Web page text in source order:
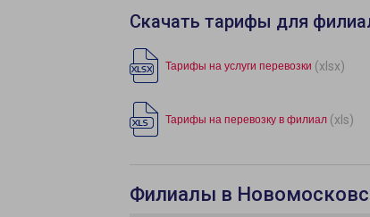
Скачать тарифы для
Тарифы на услуги перевозки (xlsx)
Тарифы на перевозку в филиал (xls)
Филиалы в